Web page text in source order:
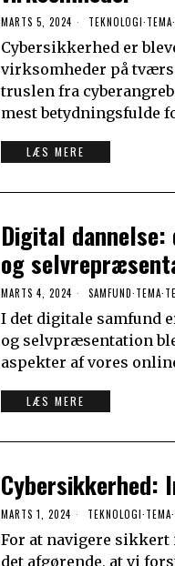
MARTS 5, 2024 TEKNOLOGI·TEMA·
Cybersikkerhed er
virksomheder på tværs
truslen fra
mest betydningsfulde
LÆS MERE
Digital
og
MARTS 4, 2024 SAMFUND·TEMA·
I det digitale samfund
og selvpræsentation
aspekter af vores
LÆS MERE
Cybersikkerhed:
MARTS 1, 2024 TEKNOLOGI·TEMA·
For at navigere sikkert
det afgørende, at vi